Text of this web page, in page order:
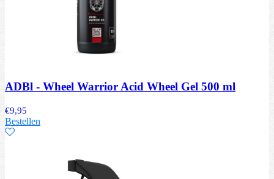
ADBl - Wheel Warrior Acid Wheel Gel 500 ml
€9,95
Bestellen